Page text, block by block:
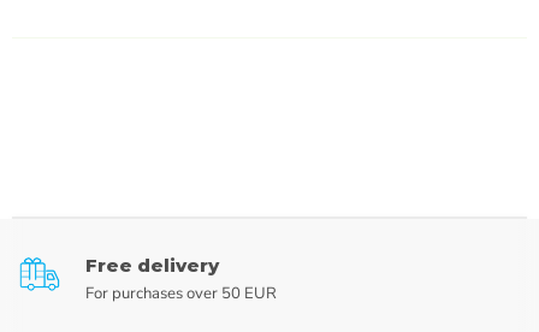
Free delivery
For purchases over 50 EUR